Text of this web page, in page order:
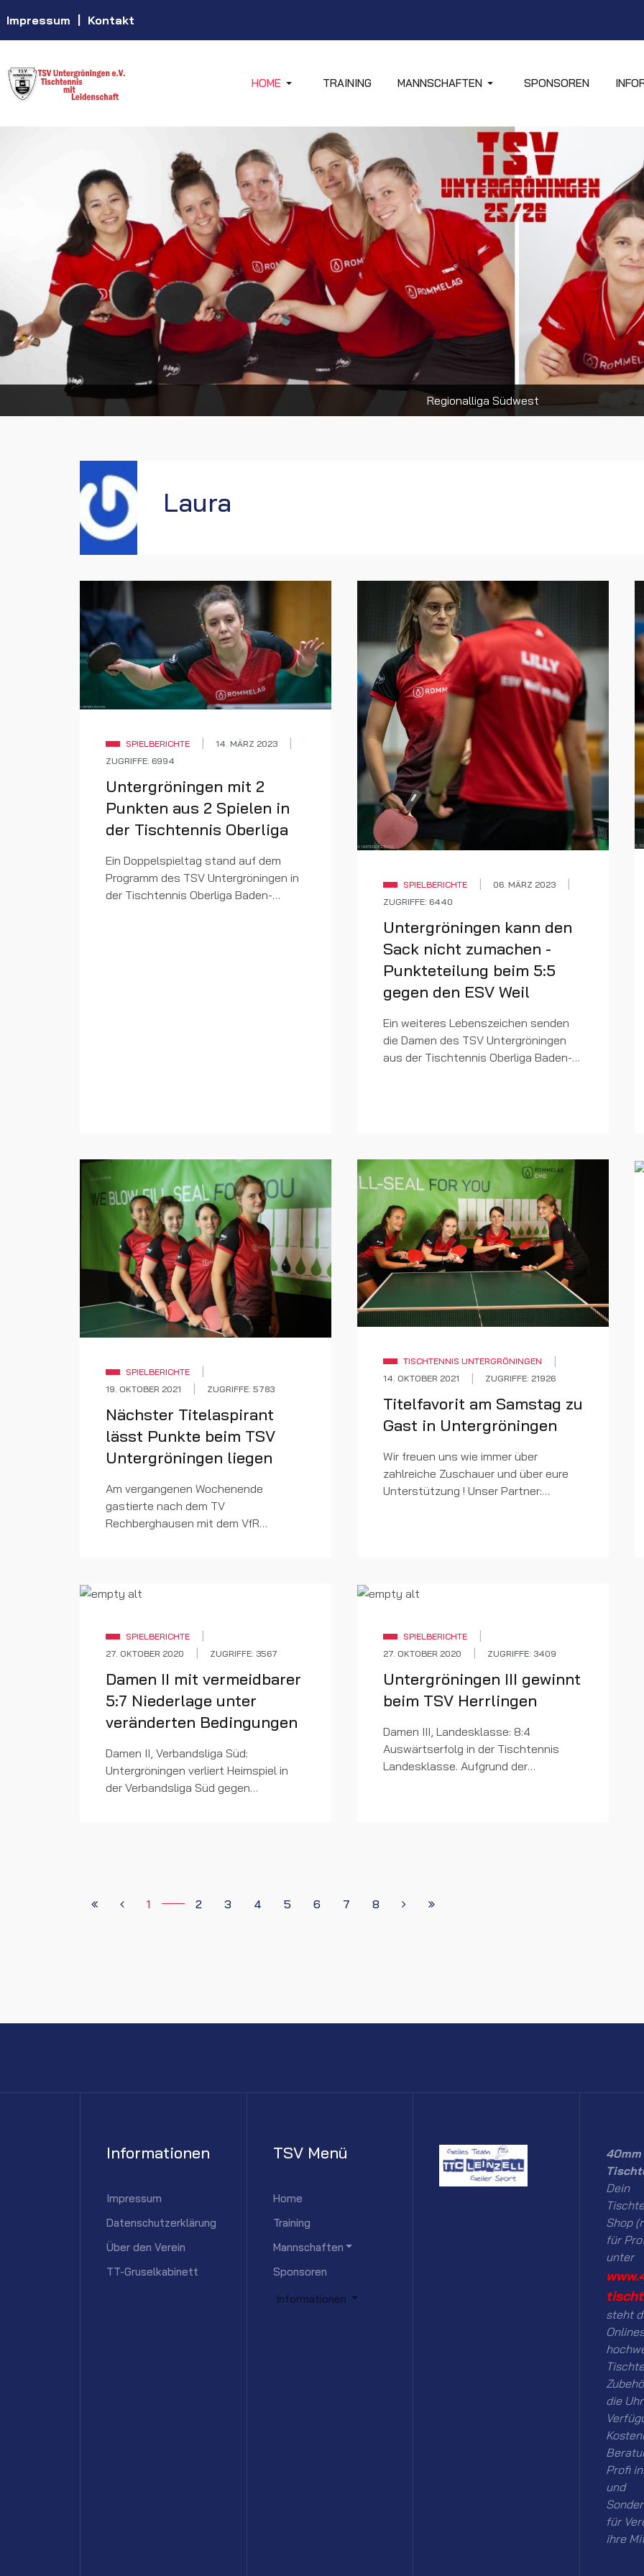
Impressum Kontakt
HOME TRAINING MANNSCHAFTEN SPONSOREN
Regionalliga Südwest
Laura
SPIELBERICHTE
14. MÄRZ 2023
ZUGRIFFE: 6994
Untergröningen mit 2
Punkten aus 2 Spielen in
der Tischtennis Oberliga
Ein Doppelspieltag stand auf dem
Programm des TSV Untergröningen in
der Tischtennis Oberliga Baden-
SPIELBERICHTE
06. MÄRZ 2023
ZUGRIFFE: 6440
Untergröningen kann den
Sack nicht zumachen -
Punkteteilung beim 5:5
gegen den ESV Weil
Ein weiteres Lebenszeichen senden
die Damen des TSV Untergröningen
aus der Tischtennis Oberliga Baden-
SPIELBERICHTE
19. OKTOBER 2021
ZUGRIFFE: 5783
Nächster Titelaspirant
lässt Punkte beim TSV
Untergröningen liegen
Am vergangenen Wochenende
gastierte nach dem TV
Rechberghausen mit dem VfR
Zuschauer sahen eine s...
TISCHTENNIS UNTERGRÖNINGEN
14. OKTOBER 2021
ZUGRIFFE: 21926
Titelfavorit am Samstag zu
Gast in Untergröningen
Wir freuen uns wie immer über
zahlreiche Zuschauer und über eure
Unterstützung ! Unser Partner:
SPIELBERICHTE
27. OKTOBER 2020
ZUGRIFFE: 3567
Damen II mit vermeidbarer
5:7 Niederlage unter
veränderten Bedingungen
Damen II, Verbandsliga Süd:
Untergröningen verliert Heimspiel in
der Verbandsliga Süd gegen
SPIELBERICHTE
27. OKTOBER 2020
ZUGRIFFE: 3409
Untergröningen III gewinnt
beim TSV Herrlingen
Damen III, Landesklasse: 8:4
Auswärtserfolg in der Tischtennis
Landesklasse. Aufgrund der
1 2 3 4 5 6 7 8
Informationen
Impressum
Datenschutzerklärung
Über den Verein
TT-Gruselkabinett
TSV Menü
Home
Training
Mannschaften
Sponsoren
Informationen
Dein
Shop
für
unter
steht
die
Profi
und
für
ihre